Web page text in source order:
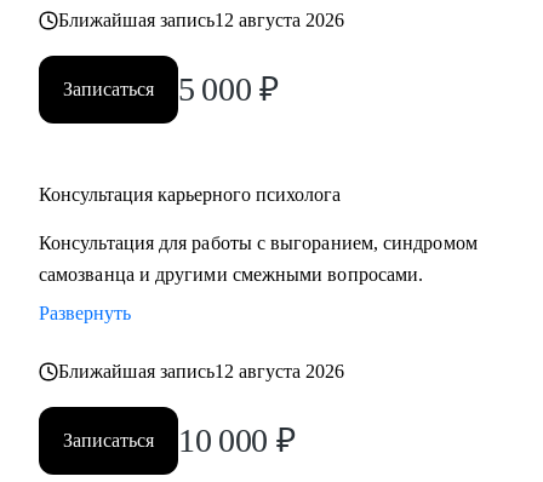
Ближайшая запись12 августа 2026
Записаться 5 000 ₽
Консультация карьерного психолога
Консультация для работы с выгоранием, синдромом
самозванца и другими смежными вопросами.
Развернуть
Ближайшая запись12 августа 2026
Записаться 10 000 ₽